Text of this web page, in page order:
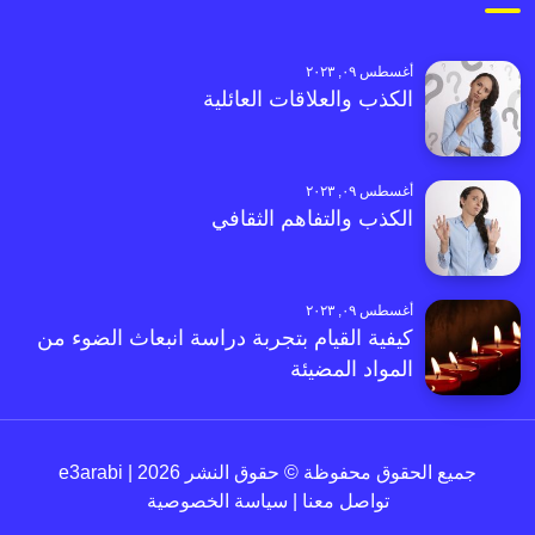
أغسطس ٠٩, ٢٠٢٣
الكذب والعلاقات العائلية
أغسطس ٠٩, ٢٠٢٣
الكذب والتفاهم الثقافي
أغسطس ٠٩, ٢٠٢٣
كيفية القيام بتجربة دراسة انبعاث الضوء من
المواد المضيئة
جميع الحقوق محفوظة © حقوق النشر 2026 | e3arabi
تواصل معنا
سياسة الخصوصية